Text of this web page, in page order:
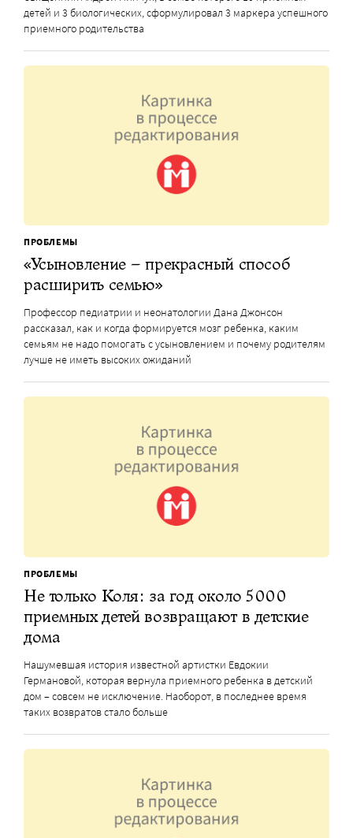
детей и 3 биологических, сформулировал 3 маркера успешного
приемного родительства
ПРОБЛЕМЫ
«Усыновление – прекрасный способ
расширить семью»
Профессор педиатрии и неонатологии Дана Джонсон
рассказал, как и когда формируется мозг ребенка, каким
семьям не надо помогать с усыновлением и почему родителям
лучше не иметь высоких ожиданий
ПРОБЛЕМЫ
Не только Коля: за год около 5000
приемных детей возвращают в детские
дома
Нашумевшая история известной артистки Евдокии
Германовой, которая вернула приемного ребенка в детский
дом – совсем не исключение. Наоборот, в последнее время
таких возвратов стало больше